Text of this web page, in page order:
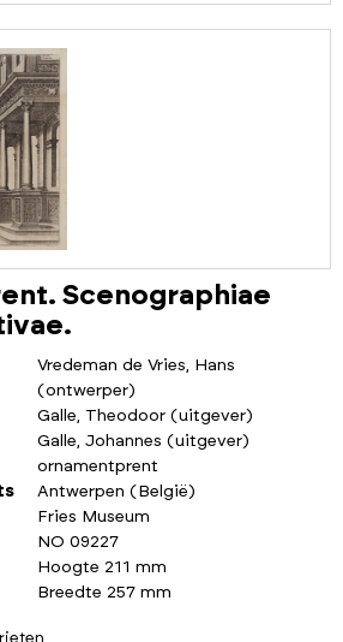
Scenographiae
Vredeman de Vries, Hans
(ontwerper)
Galle, Theodoor (uitgever)
Galle, Johannes (uitgever)
ornamentprent
Antwerpen (België)
Fries Museum
NO 09227
Hoogte 211 mm
Breedte 257 mm